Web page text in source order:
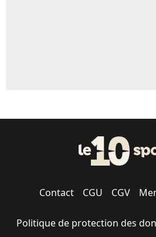
Contact CGU CGV
Politique de protection des